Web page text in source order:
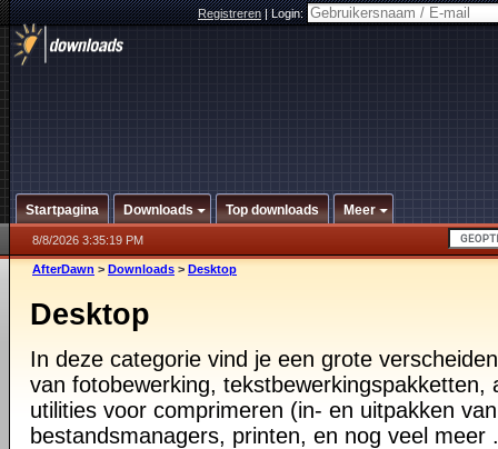
Registreren|Login:
Startpagina Downloads Top downloads Meer
8/8/2026 3:35:19 PM
AfterDawn > Downloads > Desktop
Desktop
In deze categorie vind je een grote
van fotobewerking, tekstbewerkingspakketten,
utilities voor comprimeren (in- en uitpakken
bestandsmanagers, printen, en nog veel meer